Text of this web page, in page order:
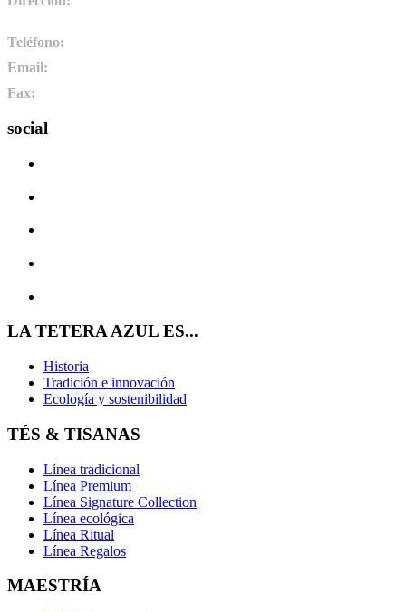
Teléfono:
Email:
Fax:
social
LA TETERA AZUL ES...
Historia
Tradición e innovación
Ecología y sostenibilidad
TÉS & TISANAS
Línea tradicional
Línea Premium
Línea Signature Collection
Línea ecológica
Línea Ritual
Línea Regalos
MAESTRÍA